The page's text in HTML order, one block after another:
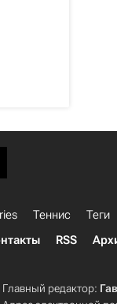
Теннис Теги
RSS
Главный редактор: